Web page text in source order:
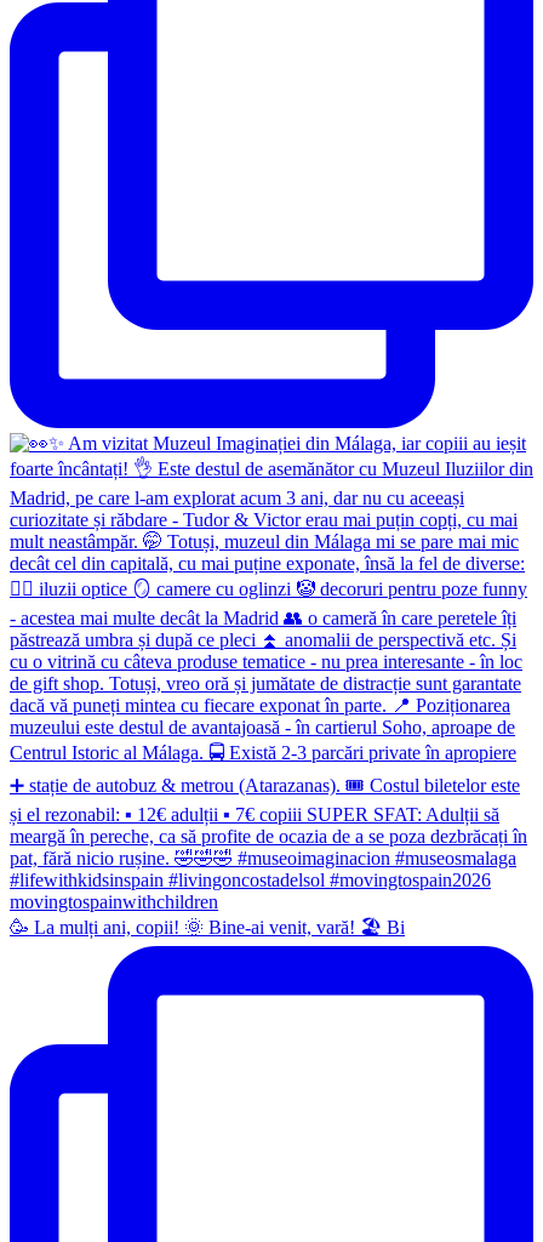
🥳 La mulți ani, copii! 🌞 Bine-ai venit, vară! 🏖 Bi